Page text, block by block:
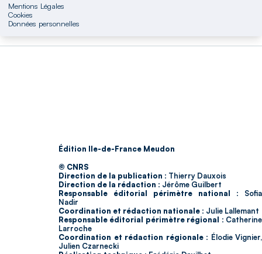
Mentions Légales
Cookies
Données personnelles
Édition Ile-de-France Meudon
© CNRS
Direction de la publication : Thierry Dauxois
Direction de la rédaction : Jérôme Guilbert
Responsable éditorial périmètre national : Sofia
Nadir
Coordination et rédaction nationale : Julie Lallemant
Responsable éditorial périmètre régional : Catherine
Larroche
Coordination et rédaction régionale : Élodie Vignier,
Julien Czarnecki